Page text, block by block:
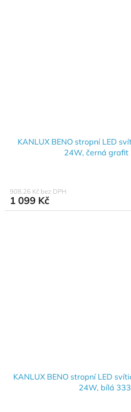
KANLUX BENO stropní LED
24W, černá grafit
908,26 Kč bez DPH
1 099 Kč
KANLUX BENO stropní LED
24W, bílá